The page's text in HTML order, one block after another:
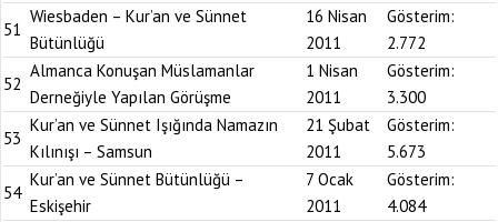
51
Wiesbaden – Kur’an ve Sünnet
Bütünlüğü
16 Nisan
2011
Gösterim:
2.772
52
Almanca Konuşan Müslamanlar
Derneğiyle Yapılan Görüşme
1 Nisan
2011
Gösterim:
3.300
53
Kur’an ve Sünnet Işığında Namazın
Kılınışı – Samsun
21 Şubat
2011
Gösterim:
5.673
54
Kur’an ve Sünnet Bütünlüğü –
Eskişehir
7 Ocak
2011
Gösterim:
4.084